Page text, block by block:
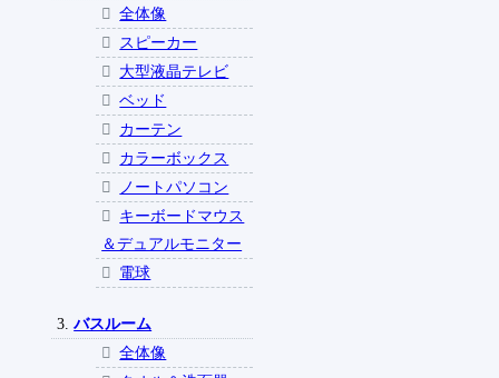
全体像
スピーカー
大型液晶テレビ
ベッド
カーテン
カラーボックス
ノートパソコン
キーボードマウス
＆デュアルモニター
電球
バスルーム
全体像